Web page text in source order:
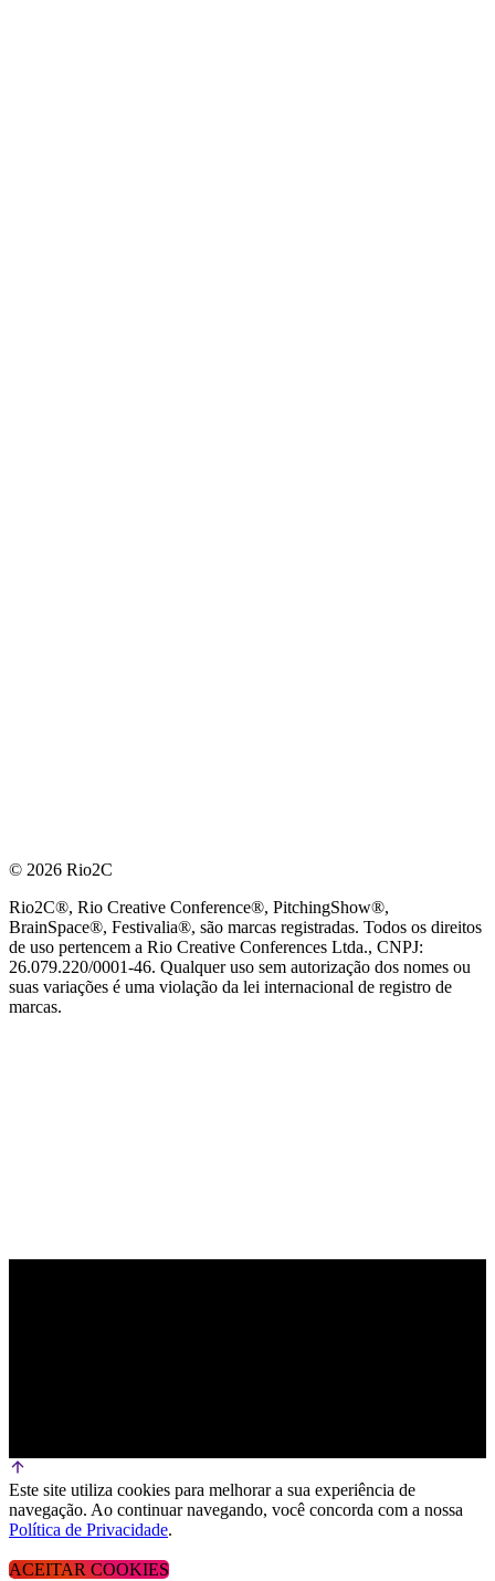
© 2026 Rio2C
Rio2C®, Rio Creative Conference®, PitchingShow®,
BrainSpace®, Festivalia®, são marcas registradas. Todos os direitos
de uso pertencem a Rio Creative Conferences Ltda., CNPJ:
26.079.220/0001-46. Qualquer uso sem autorização dos nomes ou
suas variações é uma violação da lei internacional de registro de
marcas.
Este site utiliza cookies para melhorar a sua experiência de
navegação. Ao continuar navegando, você concorda com a nossa
Política de Privacidade.
ACEITAR COOKIES